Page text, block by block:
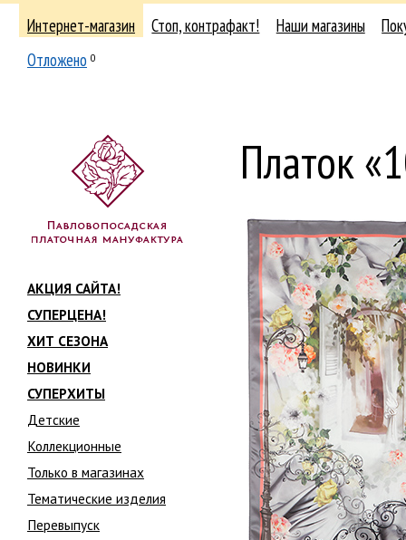
Интернет-магазин Стоп, контрафакт! Наши магазины
Отложено 0
АКЦИЯ САЙТА!
СУПЕРЦЕНА!
ХИТ СЕЗОНА
НОВИНКИ
СУПЕРХИТЫ
Детские
Коллекционные
Только в магазинах
Тематические изделия
Перевыпуск
Платок